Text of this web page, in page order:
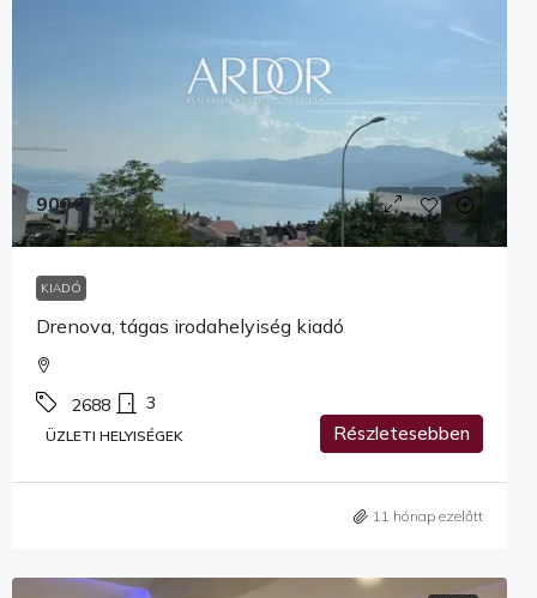
900€
KIADÓ
Drenova, tágas irodahelyiség kiadó
2688 3
ÜZLETI HELYISÉGEK Részletesebben
11 hónap ezelőtt